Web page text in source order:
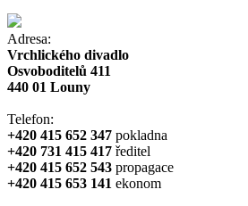
Adresa:
Vrchlického divadlo
Osvoboditelů 411
440 01 Louny
Telefon:
+420 415 652 347 pokladna
+420 731 415 417 ředitel
+420 415 652 543 propagace
+420 415 653 141 ekonom